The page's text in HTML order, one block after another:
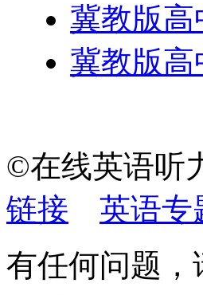
冀教版
冀教版
©在线英语
链接
英语专
有任何问题，